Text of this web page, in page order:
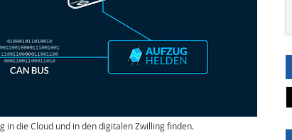
in die Cloud und in den digitalen Zwilling finden.